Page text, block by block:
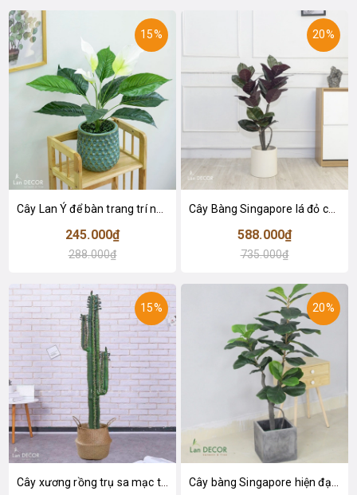
15%
245.000₫
288.000₫
20%
Cây Bàng Singapore lá đỏ cây giả trang trí Lan Decor (110cm) - LC2918-1
588.000₫
735.000₫
15%
Cây xương rồng trụ sa mạc trang trí loại 2 tay (155cm) - LC2912
20%